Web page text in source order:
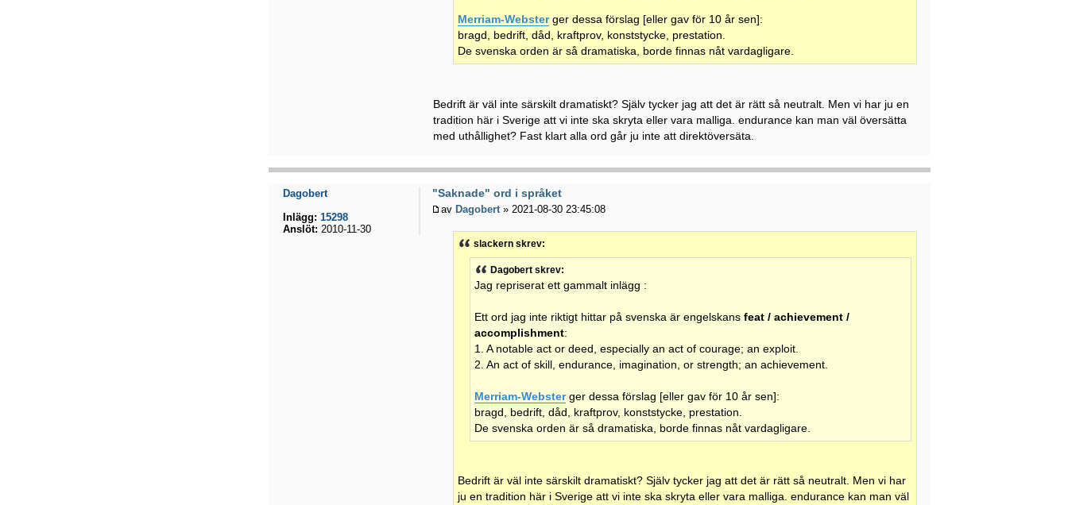
Merriam-Websterger dessa förslag [eller gav för 10 år sen]:
bragd, bedrift, dåd, kraftprov, konststycke, prestation.
De svenska orden är så dramatiska, borde finnas nåt vardagligare.
Bedrift är väl inte särskilt dramatiskt? Själv tycker jag att det är rätt så neutralt. Men vi har ju en
tradition här i Sverige att vi inte ska skryta eller vara malliga. endurance kan man väl översätta
med uthållighet? Fast klart alla ord går ju inte att direktöversäta.
"Saknade" ord i språket
av Dagobert» 2021-08-30 23:45:08
slackern skrev:
Dagobert skrev:
Jag repriserat ett gammalt inlägg :
Ett ord jag inte riktigt hittar på svenska är engelskansfeat / achievement /
accomplishment:
1. A notable act or deed, especially an act of courage; an exploit.
2. An act of skill, endurance, imagination, or strength; an achievement.
Merriam-Websterger dessa förslag [eller gav för 10 år sen]:
bragd, bedrift, dåd, kraftprov, konststycke, prestation.
De svenska orden är så dramatiska, borde finnas nåt vardagligare.
Bedrift är väl inte särskilt dramatiskt? Själv tycker jag att det är rätt så neutralt. Men vi har
ju en tradition här i Sverige att vi inte ska skryta eller vara malliga. endurance kan man väl
Dagobert
Inlägg: 15298
Anslöt: 2010-11-30